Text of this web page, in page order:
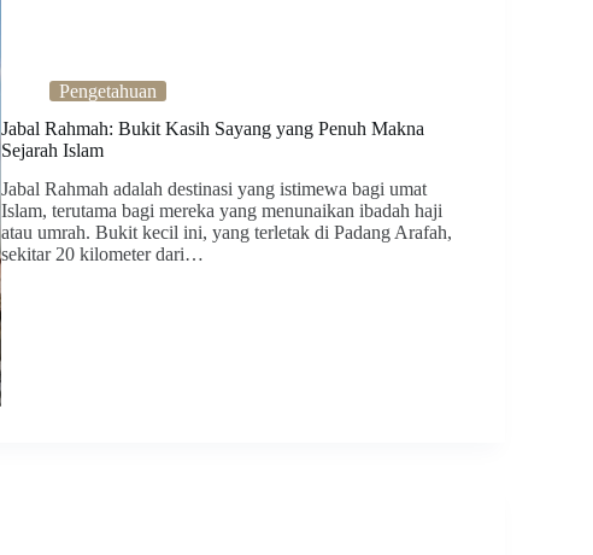
Pengetahuan
Jabal Rahmah: Bukit Kasih Sayang yang Penuh Makna
Sejarah Islam
Jabal Rahmah adalah destinasi yang istimewa bagi umat
Islam, terutama bagi mereka yang menunaikan ibadah haji
atau umrah. Bukit kecil ini, yang terletak di Padang Arafah,
sekitar 20 kilometer dari…